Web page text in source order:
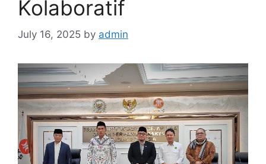
Kolaboratif
July 16, 2025 by admin